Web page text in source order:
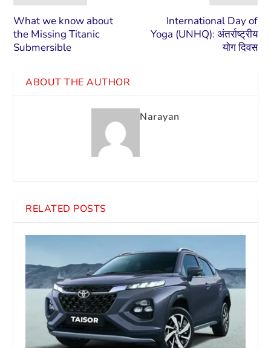
What we know about
the Missing Titanic
Submersible
International Day of
Yoga (UNHQ): अंतर्राष्ट्रीय
योग दिवस
ABOUT THE AUTHOR
Narayan
RELATED POSTS